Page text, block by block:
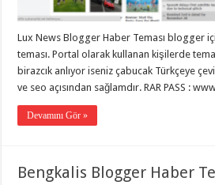
organizasyon,
organizasyon ,
gaziantep
palyaço,
twitter
takipçi
twitter
takipçi
hilesi,
Lux News Blogger Haber Teması blogger
teması. Portal olarak kullanan kişilerde
birazcık anlıyor iseniz çabucak Türkçeye
ve seo açısından sağlamdır. RAR PASS :
Devamını Gör »
Bengkalis Blogger Haber